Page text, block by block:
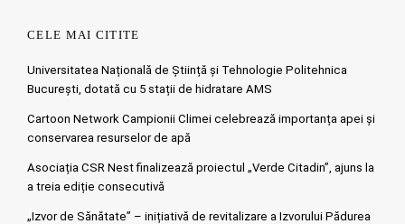
CELE MAI CITITE
Universitatea Națională de Știință și Tehnologie Politehnica
București, dotată cu 5 stații de hidratare AMS
Cartoon Network Campionii Climei celebrează importanța apei și
conservarea resurselor de apă
Asociația CSR Nest finalizează proiectul „Verde Citadin”, ajuns la
a treia ediție consecutivă
„Izvor de Sănătate” – inițiativă de revitalizare a Izvorului Pădurea